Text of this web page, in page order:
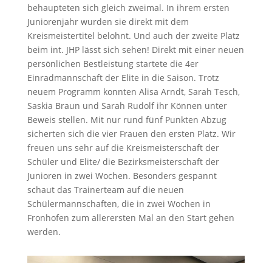
behaupteten sich gleich zweimal. In ihrem ersten
Juniorenjahr wurden sie direkt mit dem
Kreismeistertitel belohnt. Und auch der zweite Platz
beim int. JHP lässt sich sehen! Direkt mit einer neuen
persönlichen Bestleistung startete die 4er
Einradmannschaft der Elite in die Saison. Trotz
neuem Programm konnten Alisa Arndt, Sarah Tesch,
Saskia Braun und Sarah Rudolf ihr Können unter
Beweis stellen. Mit nur rund fünf Punkten Abzug
sicherten sich die vier Frauen den ersten Platz. Wir
freuen uns sehr auf die Kreismeisterschaft der
Schüler und Elite/ die Bezirksmeisterschaft der
Junioren in zwei Wochen. Besonders gespannt
schaut das Trainerteam auf die neuen
Schülermannschaften, die in zwei Wochen in
Fronhofen zum allerersten Mal an den Start gehen
werden.